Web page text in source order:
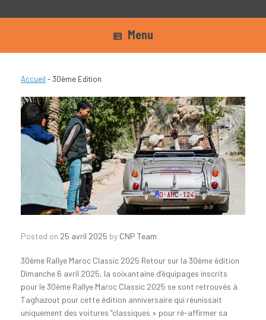
Menu
Accueil -30ème Edition
Posted on 25 avril 2025 by CNP Team
30ème Rallye Maroc Classic 2025 Retour sur la 30ème édition
Dimanche 6 avril 2025, la soixantaine d’équipages inscrits
pour le 30ème Rallye Maroc Classic 2025 se sont retrouvés à
Taghazout pour cette édition anniversaire qui réunissait
uniquement des voitures “classiques » pour ré-affirmer sa